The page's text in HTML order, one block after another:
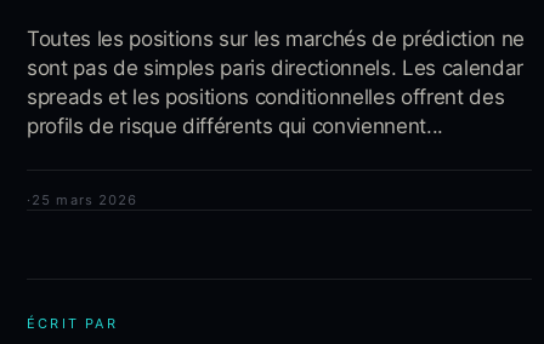
Toutes les positions sur les marchés de prédiction ne
sont pas de simples paris directionnels. Les calendar
spreads et les positions conditionnelles offrent des
profils de risque différents qui conviennent...
· 25 mars 2026
ÉCRIT PAR